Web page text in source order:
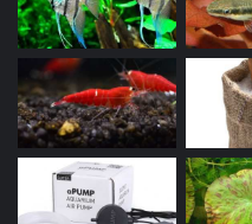
nastaniem
ze złożonych
masowo
Narybek
podejmuje
wręcz w